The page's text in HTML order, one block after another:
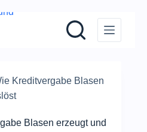
Kreditvergabe Blasen
Blasen erzeugt und